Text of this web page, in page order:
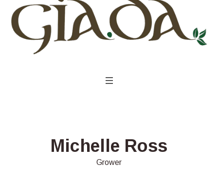
Michelle Ross
Grower